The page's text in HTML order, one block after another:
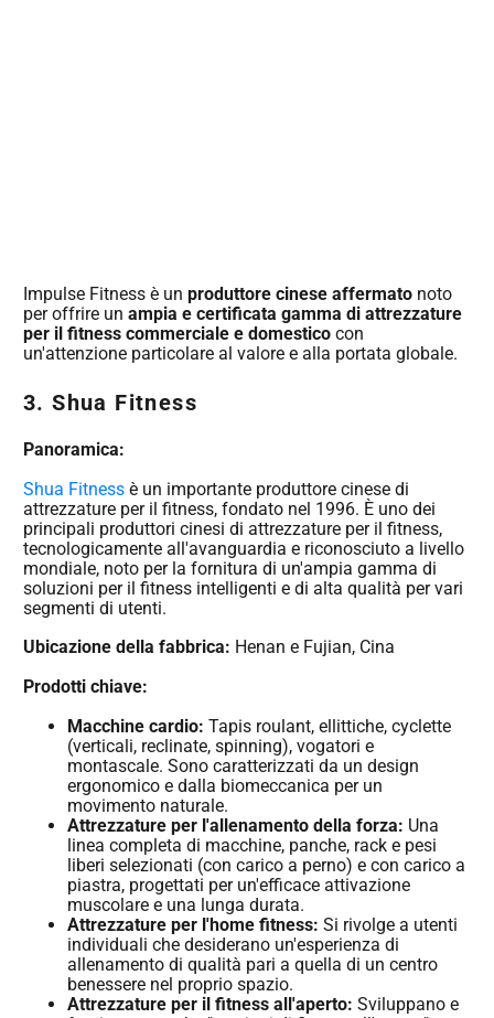
Impulse Fitness è un produttore cinese affermato noto
per offrire un ampia e certificata gamma di attrezzature
per il fitness commerciale e domestico con
un'attenzione particolare al valore e alla portata globale.
3. Shua Fitness
Panoramica:
Shua Fitness è un importante produttore cinese di
attrezzature per il fitness, fondato nel 1996. È uno dei
principali produttori cinesi di attrezzature per il fitness,
tecnologicamente all'avanguardia e riconosciuto a livello
mondiale, noto per la fornitura di un'ampia gamma di
soluzioni per il fitness intelligenti e di alta qualità per vari
segmenti di utenti.
Ubicazione della fabbrica: Henan e Fujian, Cina
Prodotti chiave:
Macchine cardio: Tapis roulant, ellittiche, cyclette
(verticali, reclinate, spinning), vogatori e
montascale. Sono caratterizzati da un design
ergonomico e dalla biomeccanica per un
movimento naturale.
Attrezzature per l'allenamento della forza: Una
linea completa di macchine, panche, rack e pesi
liberi selezionati (con carico a perno) e con carico a
piastra, progettati per un'efficace attivazione
muscolare e una lunga durata.
Attrezzature per l'home fitness: Si rivolge a utenti
individuali che desiderano un'esperienza di
allenamento di qualità pari a quella di un centro
benessere nel proprio spazio.
Attrezzature per il fitness all'aperto: Sviluppano e